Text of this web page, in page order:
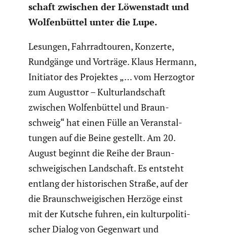
schaft zwischen der Löwen­stadt und
Wolfen­büttel unter die Lupe.
Lesungen, Fahrrad­touren, Konzerte,
Rundgänge und Vorträge. Klaus Hermann,
Initiator des Projektes „… vom Herzogtor
zum Augusttor – Kultur­land­schaft
zwischen Wolfen­büttel und Braun­
schweig“ hat einen Fülle an Veran­stal­
tungen auf die Beine gestellt. Am 20.
August beginnt die Reihe der Braun­
schwei­gi­schen Landschaft. Es entsteht
entlang der histo­ri­schen Straße, auf der
die Braun­schwei­gi­schen Herzöge einst
mit der Kutsche fuhren, ein kultur­po­li­ti­
scher Dialog von Gegenwart und